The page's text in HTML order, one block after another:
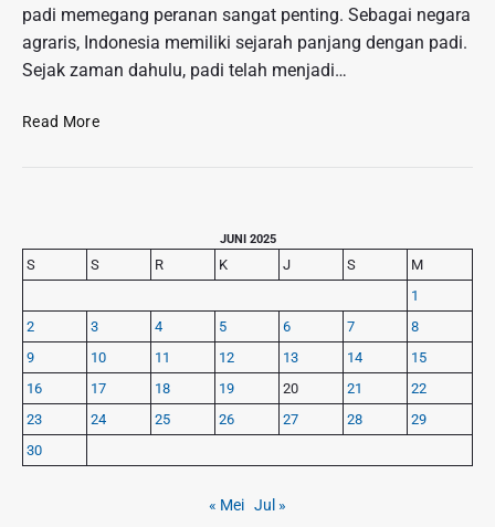
padi memegang peranan sangat penting. Sebagai negara
agraris, Indonesia memiliki sejarah panjang dengan padi.
Sejak zaman dahulu, padi telah menjadi…
Read MoreP
a
a
a
n
P
o
r
i
m
a
r
y
S
d
e
JUNI 2025
S S R K J S
M
1
2
3 4 5 6 7
8
9
10 11 12 13 14
15
16
17 18 19 20 21
22
23
24 25 26 27 28
29
30
« Mei Jul »